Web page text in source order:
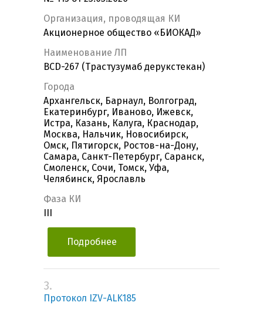
Организация, проводящая КИ
Акционерное общество «БИОКАД»
Наименование ЛП
BCD-267 (Трастузумаб дерукстекан)
Города
Архангельск, Барнаул, Волгоград,
Екатеринбург, Иваново, Ижевск,
Истра, Казань, Калуга, Краснодар,
Москва, Нальчик, Новосибирск,
Омск, Пятигорск, Ростов-на-Дону,
Самара, Санкт-Петербург, Саранск,
Смоленск, Сочи, Томск, Уфа,
Челябинск, Ярославль
Фаза КИ
Подробнее
3.
Протокол IZV-ALK185